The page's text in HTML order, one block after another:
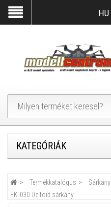
HU
KATEGÓRIÁK
Termékkatalógus Sárkány
FK-030 Deltoid sárkány